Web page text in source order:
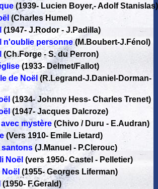
(1939- Lucien Boyer,- Adolf Stanislas)
(Charles Humel)
(1947- J.Rodor - J.Padilla)
n'oublie personne (M.Boubert-J.Fénol)
(Ch.Forge - S. du Perron)
(1933-Delmet/Fallot)
de Noël (R.Legrand-J.Daniel-Dorman-
(1934-Johnny Hess- Charles Trenet)
(1947-Jacques Dalcroze)
avec mystère (Chivo / Duru - E.Audran)
(Vers 1910- Emile Lietard)
santons (J.Manuel - P.Clerouc)
Noël (vers 1950- Castel - Pelletier)
(1955-Georges Liferman)
(1950- F.Gerald)